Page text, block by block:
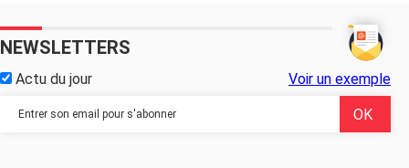
NEWSLETTERS
Actu du jour Voir un exemple